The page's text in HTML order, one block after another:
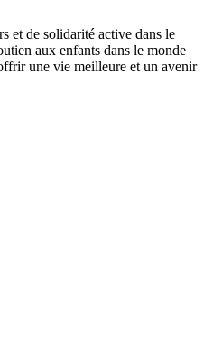
et de solidarité active dans le
aux enfants dans le monde
une vie meilleure et un avenir